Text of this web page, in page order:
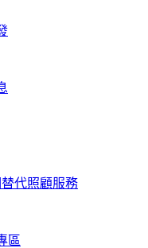
代照顧服務
區